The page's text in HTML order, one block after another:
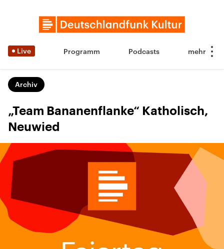
Live Programm Podcasts
Archiv
„Team Bananenflanke“ Katholisch,
Neuwied